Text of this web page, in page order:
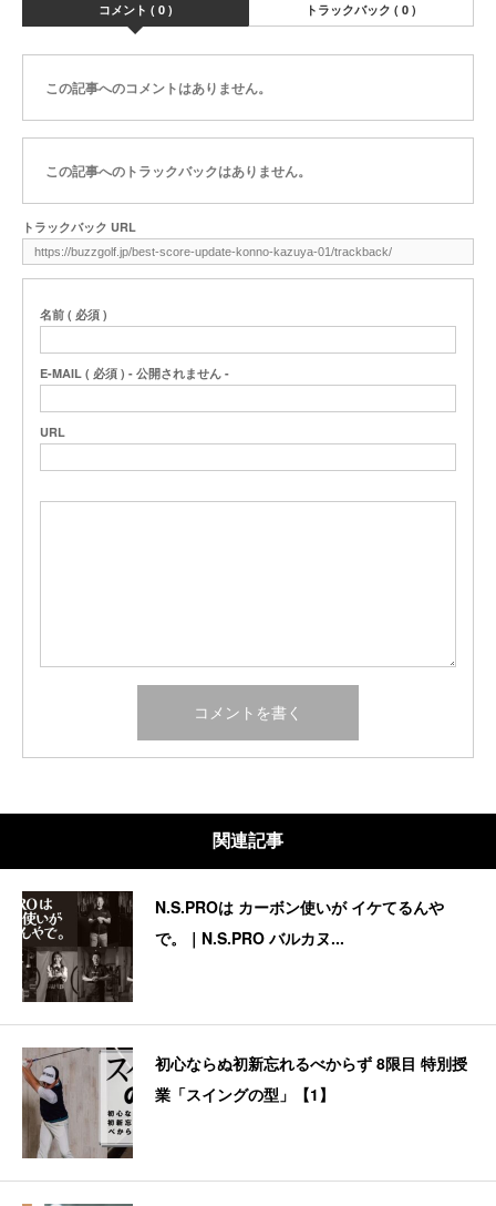
コメント ( 0 ) トラックバック ( 0 )
この記事へのコメントはありません。
この記事へのトラックバックはありません。
トラックバック URL
名前 ( 必須 )
E-MAIL ( 必須 ) - 公開されません -
URL
関連記事
N.S.PROは カーボン使いが イケてるんや
で。｜N.S.PRO バルカヌ...
初心ならぬ初新忘れるべからず 8限目 特別授
業「スイングの型」【1】